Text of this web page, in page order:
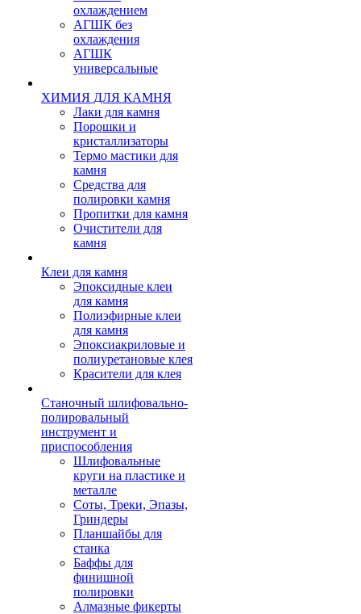
охлаждением
АГШК без
охлаждения
АГШК
универсальные
ХИМИЯ ДЛЯ КАМНЯ
Лаки для камня
Порошки и
кристаллизаторы
Термо мастики для
камня
Средства для
полировки камня
Пропитки для камня
Очистители для
камня
Клеи для камня
Эпоксидные клеи
для камня
Полиэфирные клеи
для камня
Эпоксиакриловые и
полиуретановые клея
Красители для клея
Станочный шлифовально-
полировальный
инструмент и
приспособления
Шлифовальные
круги на пластике и
металле
Соты, Треки, Эпазы,
Гриндеры
Планшайбы для
станка
Баффы для
финишной
полировки
Алмазные фикерты